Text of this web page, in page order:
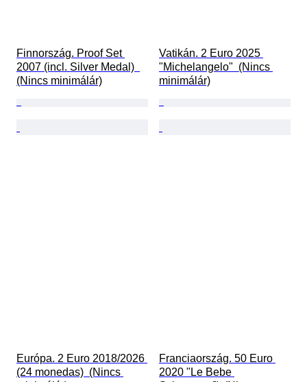
Finnország. Proof Set
2007 (incl. Silver Medal)
(Nincs minimálár)
Vatikán. 2 Euro 2025
"Michelangelo"  (Nincs
minimálár)
Európa. 2 Euro 2018/2026
(24 monedas)  (Nincs
Franciaország. 50 Euro
2020 "Le Bebe